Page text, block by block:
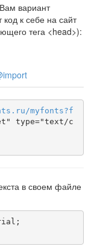
вариант
к себе на сайт
тега <head>):
. ru/myfonts?f
type="text/c
в своем файле